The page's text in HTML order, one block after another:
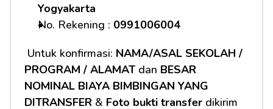
Yogyakarta
No. Rekening : 0991006004
Untuk konfirmasi: NAMA/ASAL SEKOLAH /
PROGRAM / ALAMAT dan BESAR
NOMINAL BIAYA BIMBINGAN YANG
DITRANSFER & Foto bukti transfer dikirim